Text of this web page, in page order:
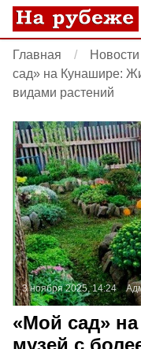
Главная Новости
сад» на Кунашире:
видами растений
3 ноября 2025, 14:24
«Мой сад»
музей с